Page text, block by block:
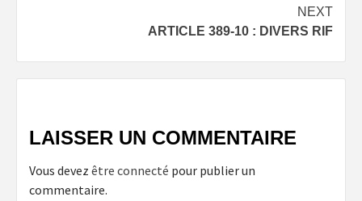
NEXT
ARTICLE 389-10 : DIVERS RIF
LAISSER UN COMMENTAIRE
Vous devez être connecté pour publier un
commentaire.